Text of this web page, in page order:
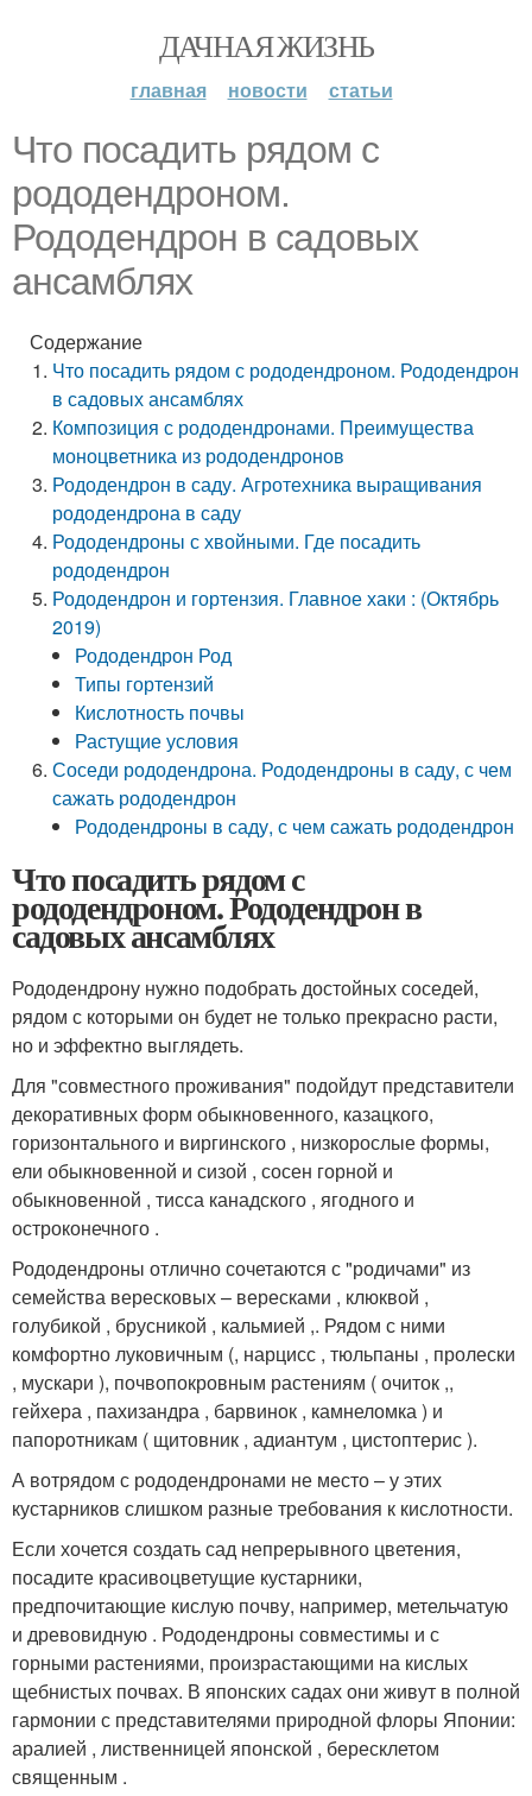
ДАЧНАЯ ЖИЗНЬ
главная новости статьи
Что посадить рядом с
рододендроном.
Рододендрон в садовых
ансамблях
Содержание
Что посадить рядом с рододендроном. Рододендрон
в садовых ансамблях
Композиция с рододендронами. Преимущества
моноцветника из рододендронов
Рододендрон в саду. Агротехника выращивания
рододендрона в саду
Рододендроны с хвойными. Где посадить
рододендрон
Рододендрон и гортензия. Главное хаки : (Октябрь
2019)
Рододендрон Род
Типы гортензий
Кислотность почвы
Растущие условия
Соседи рододендрона. Рододендроны в саду, с чем
сажать рододендрон
Рододендроны в саду, с чем сажать рододендрон
Что посадить рядом с
рододендроном. Рододендрон в
садовых ансамблях
Рододендрону нужно подобрать достойных соседей,
рядом с которыми он будет не только прекрасно расти,
но и эффектно выглядеть.
Для "совместного проживания" подойдут представители
декоративных форм обыкновенного, казацкого,
горизонтального и виргинского , низкорослые формы,
ели обыкновенной и сизой , сосен горной и
обыкновенной , тисса канадского , ягодного и
остроконечного .
Рододендроны отлично сочетаются с "родичами" из
семейства вересковых – вересками , клюквой ,
голубикой , брусникой , кальмией ,. Рядом с ними
комфортно луковичным (, нарцисс , тюльпаны , пролески
, мускари ), почвопокровным растениям ( очиток ,,
гейхера , пахизандра , барвинок , камнеломка ) и
папоротникам ( щитовник , адиантум , цистоптерис ).
А вотрядом с рододендронами не место – у этих
кустарников слишком разные требования к кислотности.
Если хочется создать сад непрерывного цветения,
посадите красивоцветущие кустарники,
предпочитающие кислую почву, например, метельчатую
и древовидную . Рододендроны совместимы и с
горными растениями, произрастающими на кислых
щебнистых почвах. В японских садах они живут в полной
гармонии с представителями природной флоры Японии:
аралией , лиственницей японской , бересклетом
священным .